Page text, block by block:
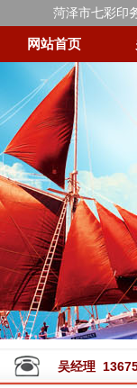
菏泽市七彩印
网站首页
吴经理